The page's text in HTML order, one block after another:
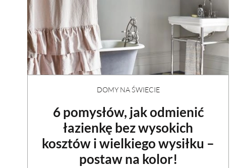
DOMY NA ŚWIECIE
6 pomysłów, jak odmienić
łazienkę bez wysokich
kosztów i wielkiego wysiłku –
postaw na kolor!